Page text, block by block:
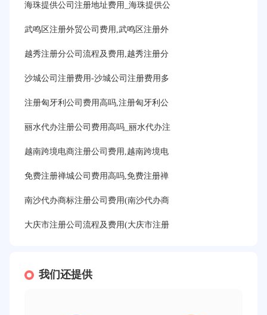
海珠提供公司注册地址费用_海珠提供公
武鸣区注册外贸公司费用,武鸣区注册外
越秀注册分公司流程及费用,越秀注册分
沙城公司注册费用-沙城公司注册费用多
注册匈牙利公司费用高吗,注册匈牙利公
丽水代办注册公司费用高吗_丽水代办注
越南跨境电商注册公司费用,越南跨境电
免费注册禅城公司费用高吗,免费注册禅
南沙代办商标注册公司费用(南沙代办商
大庆市注册公司流程及费用(大庆市注册
我们还提供